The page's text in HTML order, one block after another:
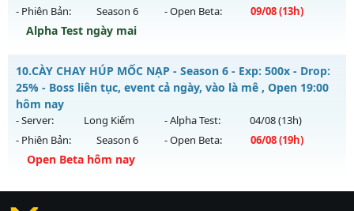
Exp: 200x - Drop: 30%
Kiểu reset: Reset In Game
Thể loại: Mu Nguyên bản Webzen
Antihack: VietGuard
- Phiên Bản:
Season 6 - Open Beta: 09/08(13h)
Alpha Test ngày mai
MU Hà Nội Xưa – ss6 - 100% GAME CÀY CUỐC, CHĂM CHỈ LÀ
CÓ
Mu mới ra tháng 08 2026 - Mở máy chủ
ngày 09/08/2626
Exp: 500x - Drop: 50%
Kiểu reset: Reset In Game
Thể loại: Mu Nguyên bản Webzen
10.CÀY CHAY HÚP MỐC NẠP - Season 6 - Exp: 500x - Drop:
25% - Boss liên tục, event cả ngày, vào là mê , Open 19:00
hôm nay
- Server: Long Kiếm - Alpha Test: 04/08(13h)
- Phiên Bản:
Season 6 - Open Beta: 06/08(19h)
Open Beta hôm nay
CÀY CHAY HÚP MỐC NẠP - Boss liên tục, event cả ngày, vào
là mê , Open 19:00 hôm nay